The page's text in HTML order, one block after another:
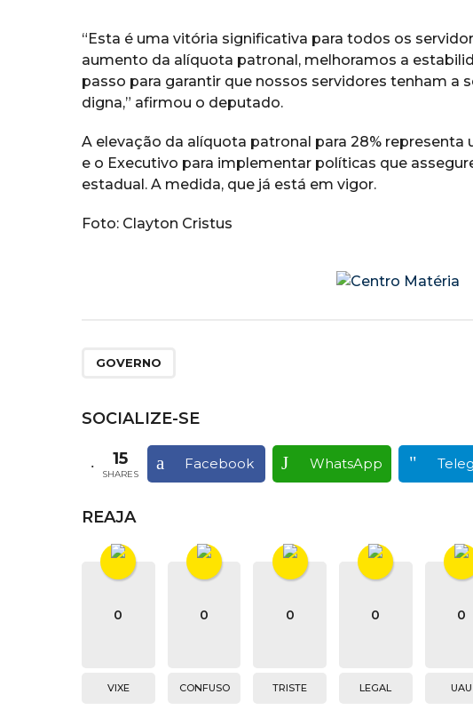
“Esta é uma vitória significativa para todos os
aumento da alíquota patronal, melhoramos a
passo para garantir que nossos servidores tenham a
digna,” afirmou o deputado.
A elevação da alíquota patronal para 28%
e o Executivo para implementar políticas que
estadual. A medida, que já está em vigor.
Foto: Clayton Cristus
GOVERNO
SOCIALIZE-SE
15
SHARES
Facebook WhatsApp
REAJA
0
VIXE
0
CONFUSO
0
TRISTE
0
LEGAL
0
UAU